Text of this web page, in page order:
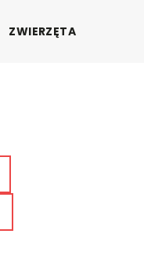
ZWIERZĘTA